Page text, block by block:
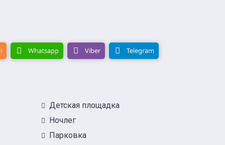
Whatsapp Viber Telegram
Детская площадка
Ночлег
Парковка